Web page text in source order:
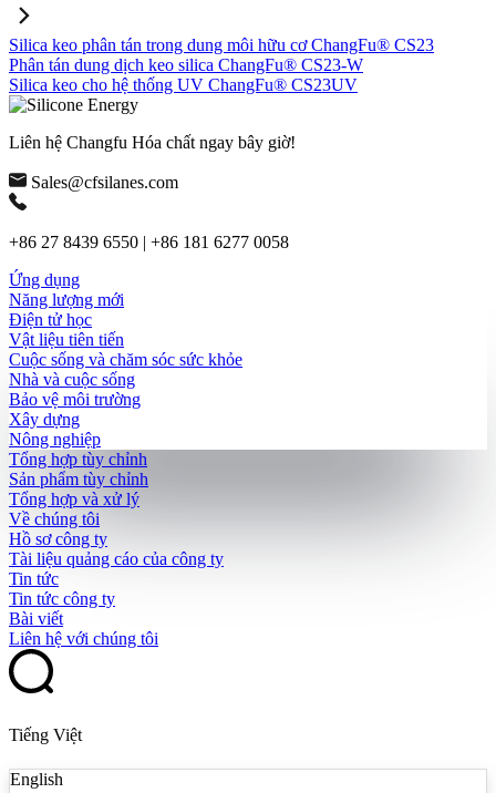
Silica keo phân tán trong dung môi hữu cơ ChangFu® CS23
Phân tán dung dịch keo silica ChangFu® CS23-W
Silica keo cho hệ thống UV ChangFu® CS23UV
Liên hệ Changfu Hóa chất ngay bây giờ!
Sales@cfsilanes.com
+86 27 8439 6550 | +86 181 6277 0058
Ứng dụng
Năng lượng mới
Điện tử học
Vật liệu tiên tiến
Cuộc sống và chăm sóc sức khỏe
Nhà và cuộc sống
Bảo vệ môi trường
Xây dựng
Nông nghiệp
Tổng hợp tùy chỉnh
Sản phẩm tùy chỉnh
Tổng hợp và xử lý
Về chúng tôi
Hồ sơ công ty
Tài liệu quảng cáo của công ty
Tin tức
Tin tức công ty
Bài viết
Liên hệ với chúng tôi
Tiếng Việt
English